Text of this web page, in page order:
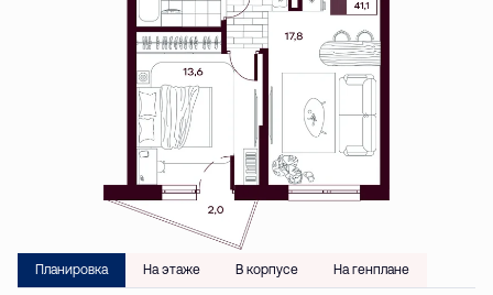
Планировка На этаже В корпусе На генплане